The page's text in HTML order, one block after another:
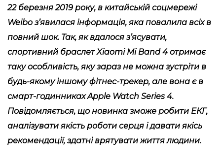
22 березня 2019 року, в китайській соцмережі
Weibo з’явилася інформація, яка повалила всіх в
повний шок. Так, як вдалося з’ясувати,
спортивний браслет Xiaomi Mi Band 4 отримає
таку особливість, яку зараз не можна зустріти в
будь-якому іншому фітнес-трекер, але вона є в
смарт-годинниках Apple Watch Series 4.
Повідомляється, що новинка зможе робити ЕКГ,
аналізувати якість роботи серця і давати якісь
рекомендації, здатні врятувати життя людини.